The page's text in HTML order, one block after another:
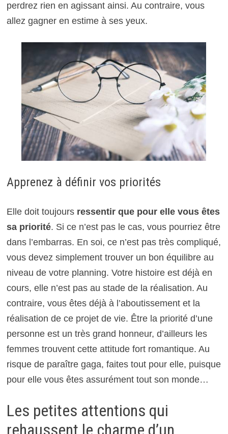
perdrez rien en agissant ainsi. Au contraire, vous
allez gagner en estime à ses yeux.
Apprenez à définir vos priorités
Elle doit toujours ressentir que pour elle vous êtes
sa priorité. Si ce n’est pas le cas, vous pourriez être
dans l’embarras. En soi, ce n’est pas très compliqué,
vous devez simplement trouver un bon équilibre au
niveau de votre planning. Votre histoire est déjà en
cours, elle n’est pas au stade de la réalisation. Au
contraire, vous êtes déjà à l’aboutissement et la
réalisation de ce projet de vie. Être la priorité d’une
personne est un très grand honneur, d’ailleurs les
femmes trouvent cette attitude fort romantique. Au
risque de paraître gaga, faites tout pour elle, puisque
pour elle vous êtes assurément tout son monde…
Les petites attentions qui
rehaussent le charme d’un